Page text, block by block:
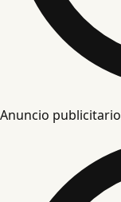
Anuncio publicitario